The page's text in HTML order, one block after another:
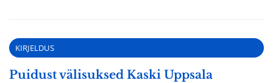
KIRJELDUS
Puidust välisuksed Kaski Uppsala